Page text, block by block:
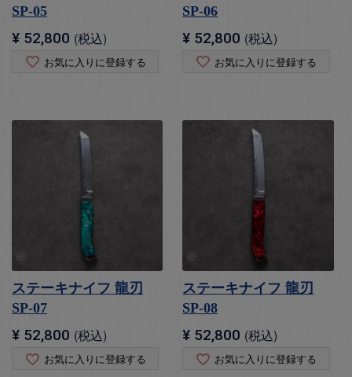
SP-05
¥ 52,800 税込
お気に入りに登録する
SP-06
¥ 52,800 税込
お気に入りに登録する
ステーキナイフ 龍刃
SP-07
¥ 52,800 税込
お気に入りに登録する
ステーキナイフ 龍刃
SP-08
¥ 52,800 税込
お気に入りに登録する